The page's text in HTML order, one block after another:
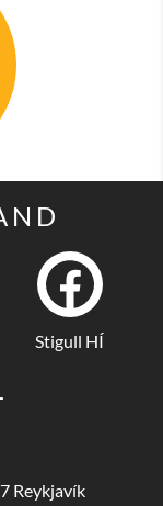
Stigull HÍ
Reykjavík